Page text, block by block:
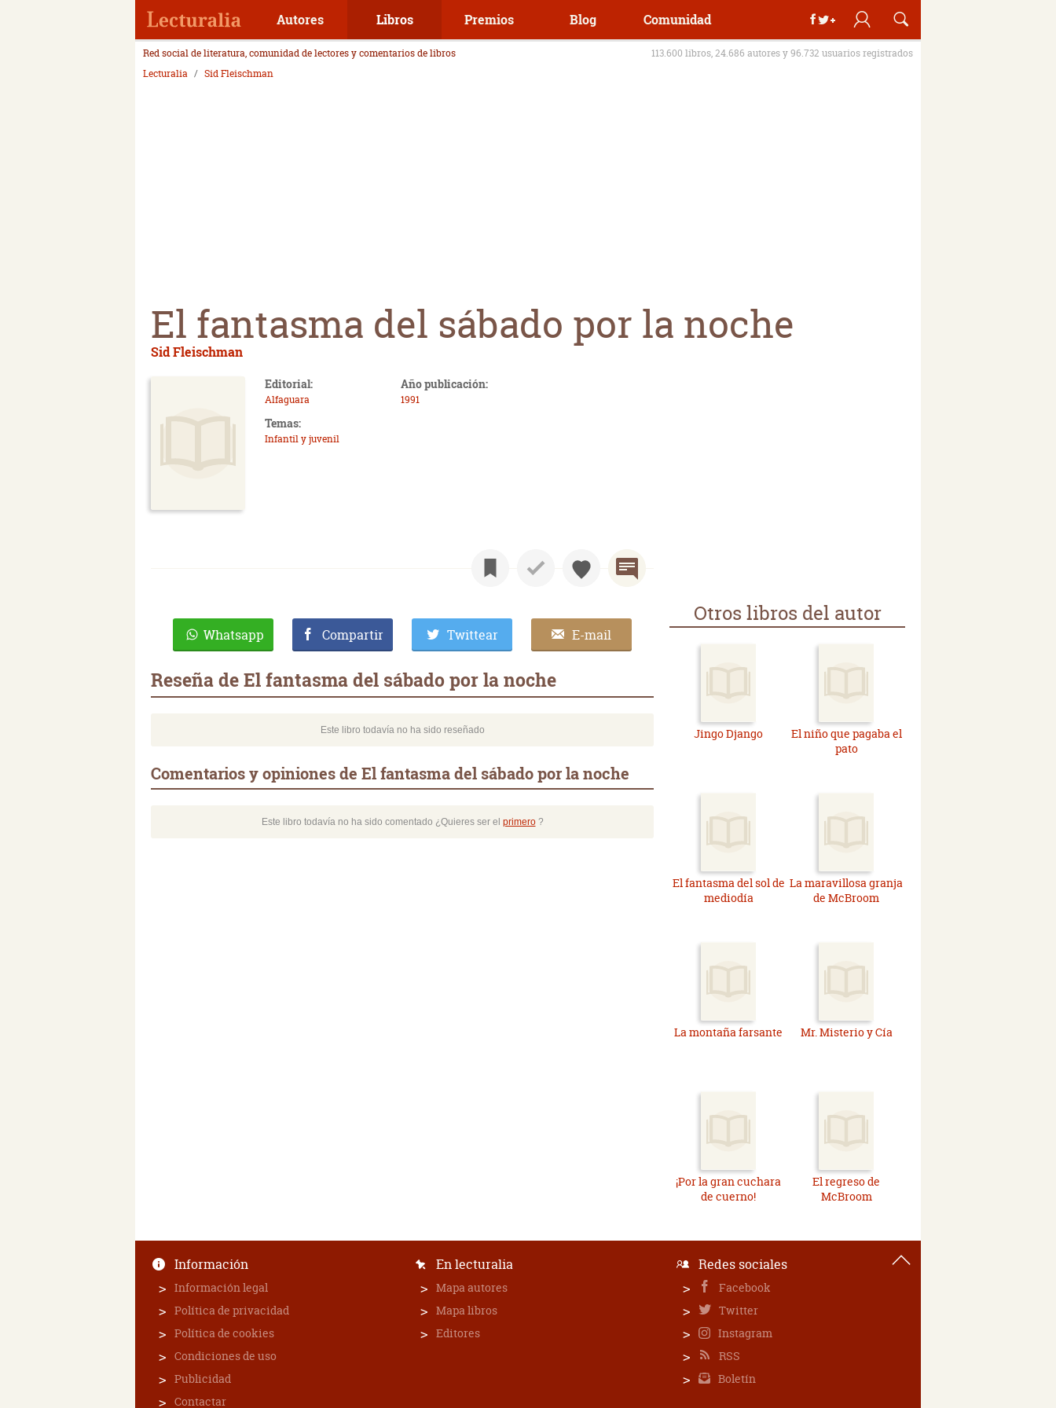
Autores Libros Premios Blog Comunidad
Red social de literatura, comunidad de lectores y comentarios de libros
113.600 libros, 24.686 autores y 96.732 usuarios registrados
Lecturalia
Sid Fleischman
El fantasma del sábado por la noche
Sid Fleischman
Editorial:
Alfaguara
Año publicación:
1991
Temas:
Infantil y juvenil
Whatsapp Compartir Twittear E-mail
Reseña de El fantasma del sábado por la noche
Este libro todavía no ha sido reseñado
Comentarios y opiniones de El fantasma del sábado por la noche
Este libro todavía no ha sido comentado ¿Quieres ser el primero?
Otros libros del autor
Jingo Django
El niño que pagaba el
pato
El fantasma del sol de
mediodía
La maravillosa granja
de McBroom
La montaña farsante Mr. Misterio y Cía
¡Por la gran cuchara
de cuerno!
El regreso de
McBroom
Información
Información legal
Política de privacidad
Política de cookies
Condiciones de uso
Publicidad
Contactar
En lecturalia
Mapa autores
Mapa libros
Editores
Redes sociales
Facebook
Twitter
Instagram
RSS
Boletín